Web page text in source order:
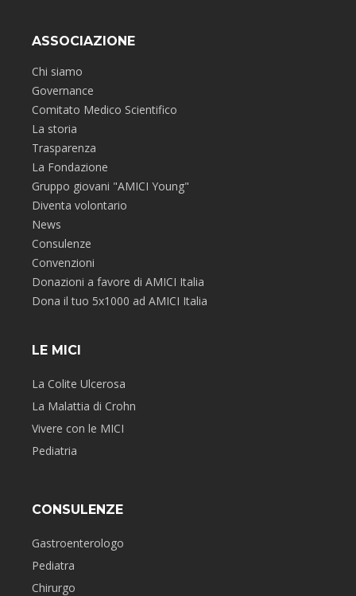
ASSOCIAZIONE
Chi siamo
Governance
Comitato Medico Scientifico
La storia
Trasparenza
La Fondazione
Gruppo giovani "AMICI Young"
Diventa volontario
News
Consulenze
Convenzioni
Donazioni a favore di AMICI Italia
Dona il tuo 5x1000 ad AMICI Italia
LE MICI
La Colite Ulcerosa
La Malattia di Crohn
Vivere con le MICI
Pediatria
CONSULENZE
Gastroenterologo
Pediatra
Chirurgo